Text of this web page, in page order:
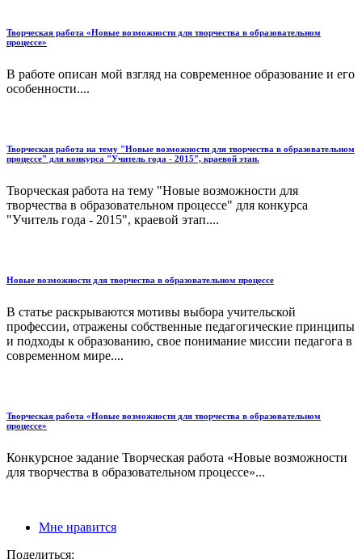
Творческая работа «Новые возможности для творчества в образовательном
процессе»
В работе описан мой взгляд на современное образование и его
особенности....
Творческая работа на тему "Новые возможности для творчества в образовательном
процессе" для конкурса "Учитель года - 2015", краевой этап.
Творческая работа на тему "Новые возможности для
творчества в образовательном процессе" для конкурса
"Учитель года - 2015", краевой этап....
Новые возможности для творчества в образовательном процессе
В статье раскрываются мотивы выбора учительской
профессии, отражены собственные педагогические принципы
и подходы к образованию, свое понимание миссии педагога в
современном мире....
Творческая работа «Новые возможности для творчества в образовательном
процессе»
Конкурсное задание Творческая работа «Новые возможности
для творчества в образовательном процессе»...
Мне нравится
Поделиться: